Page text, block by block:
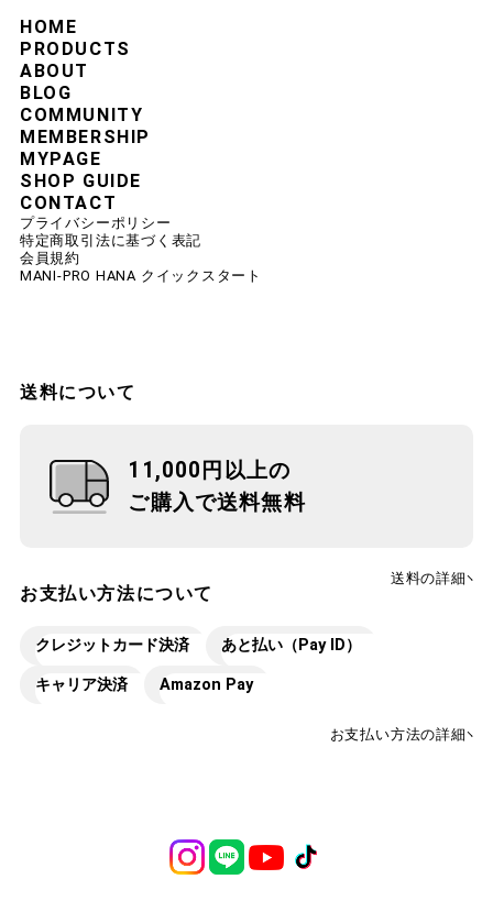
HOME
PRODUCTS
ABOUT
BLOG
COMMUNITY
MEMBERSHIP
MYPAGE
SHOP GUIDE
CONTACT
プライバシーポリシー
特定商取引法に基づく表記
会員規約
MANI-PRO HANA クイックスタート
送料について
11,000円以上の
ご購入で送料無料
送料の詳細
お支払い方法について
クレジットカード決済 あと払い（Pay ID）
キャリア決済 Amazon Pay
お支払い方法の詳細